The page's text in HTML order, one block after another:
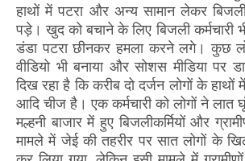
हाथों में पटरा और अन्य सामान लेकर बिजली
पड़े। खुद को बचाने के लिए बिजली कर्मचारी
डंडा पटरा छीनकर हमला करने लगे। कुछ
वीडियो भी बनाया और सोशस मीडिया पर
दिख रहा है कि करीब दो दर्जन लोगों के हाथों
आदि चीज है। एक कर्मचारी को लोगों ने लात
मल्हनी बाजार में हुए बिजलीकर्मियों और
मामले में जेई की तहरीर पर सात लोगों के